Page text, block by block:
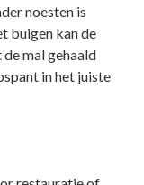
noesten is
buigen kan de
mal gehaald
in het juiste